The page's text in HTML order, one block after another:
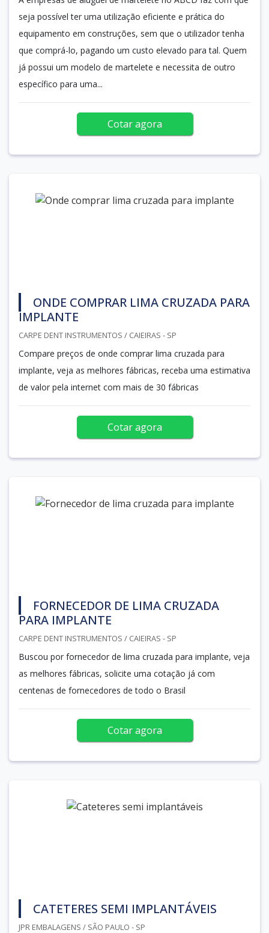
seja possível ter uma utilização eficiente e prática do
equipamento em construções, sem que o utilizador tenha
que comprá-lo, pagando um custo elevado para tal. Quem
já possui um modelo de martelete e necessita de outro
específico para uma...
Cotar agora
ONDE COMPRAR LIMA CRUZADA PARA
IMPLANTE
CARPE DENT INSTRUMENTOS / CAIEIRAS - SP
Compare preços de onde comprar lima cruzada para
implante, veja as melhores fábricas, receba uma estimativa
de valor pela internet com mais de 30 fábricas
Cotar agora
FORNECEDOR DE LIMA CRUZADA
PARA IMPLANTE
CARPE DENT INSTRUMENTOS / CAIEIRAS - SP
Buscou por fornecedor de lima cruzada para implante, veja
as melhores fábricas, solicite uma cotação já com
centenas de fornecedores de todo o Brasil
Cotar agora
CATETERES SEMI IMPLANTÁVEIS
JPR EMBALAGENS / SÃO PAULO - SP